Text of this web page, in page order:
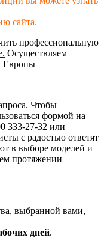
сайта.
профессиональную
Осуществляем
Европы
Чтобы
формой на
333-27-32 или
с радостью ответят
в выборе моделей и
протяжении
выбранной вами,
дней.